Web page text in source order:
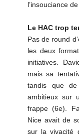
l’insouciance
Le HAC trop
Pas de round
les deux
initiatives.
mais sa
tandis que de
ambitieux sur
frappe (6e).
Nice avait de
sur la vivacité